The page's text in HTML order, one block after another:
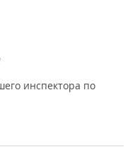
инспектора по